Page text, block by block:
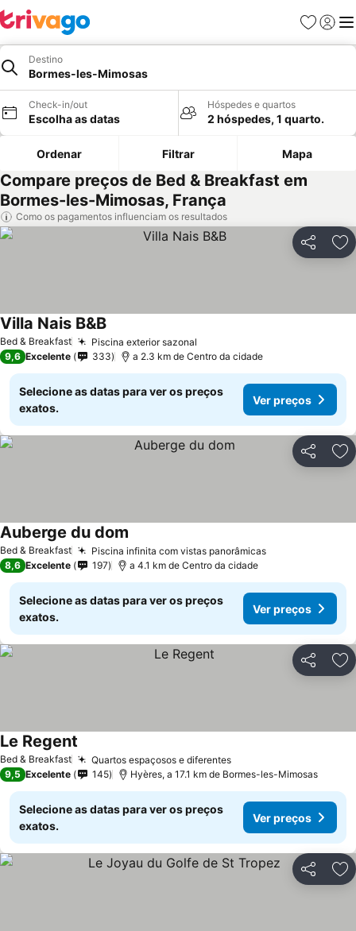
Favoritos
Iniciar
Destino
Bormes-les-Mimosas
Check-in/out
Escolha as datas
Hóspedes e quartos
2 hóspedes, 1 quarto.
Ordenar Filtrar Mapa
Compare preços de Bed & Breakfast em
Bormes-les-Mimosas, França
Como os pagamentos influenciam os resultados
Partilhar
Bed & Breakfast Piscina exterior sazonal
Villa Nais B&B
9,6 Excelente 333 a 2.3 km de Centro da cidade
Selecione as datas para ver os preços
exatos.
Ver preços
Partilhar
Bed & Breakfast Piscina infinita com vistas panorâmicas
Auberge du dom
8,6 Excelente 197 a 4.1 km de Centro da cidade
Selecione as datas para ver os preços
exatos.
Ver preços
Partilhar
Bed & Breakfast Quartos espaçosos e diferentes
Le Regent
9,5 Excelente 145 Hyères, a 17.1 km de Bormes-les-Mimosas
Selecione as datas para ver os preços
exatos.
Ver preços
Partilhar